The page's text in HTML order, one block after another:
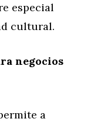
especial
cultural.
negocios
a